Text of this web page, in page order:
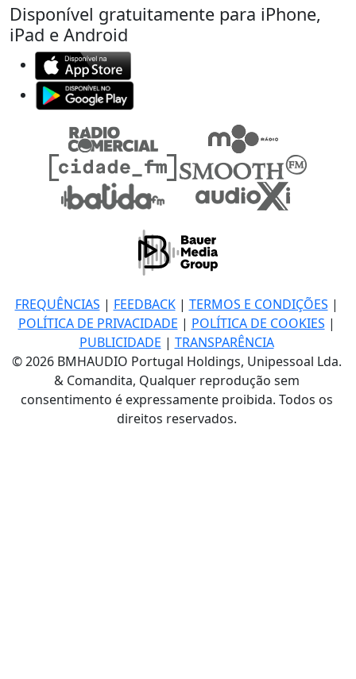
Disponível gratuitamente para iPhone,
iPad e Android
FREQUÊNCIAS | FEEDBACK| TERMOS E CONDIÇÕES |
POLÍTICA DE PRIVACIDADE | POLÍTICA DE COOKIES |
PUBLICIDADE | TRANSPARÊNCIA
© 2026 BMHAUDIO Portugal Holdings, Unipessoal Lda.
& Comandita, Qualquer reprodução sem
consentimento é expressamente proibida. Todos os
direitos reservados.